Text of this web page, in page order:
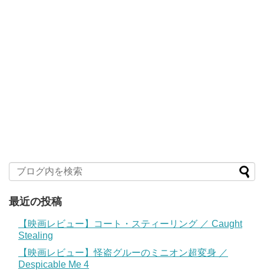
最近の投稿
【映画レビュー】コート・スティーリング ／ Caught
Stealing
【映画レビュー】怪盗グルーのミニオン超変身 ／
Despicable Me 4